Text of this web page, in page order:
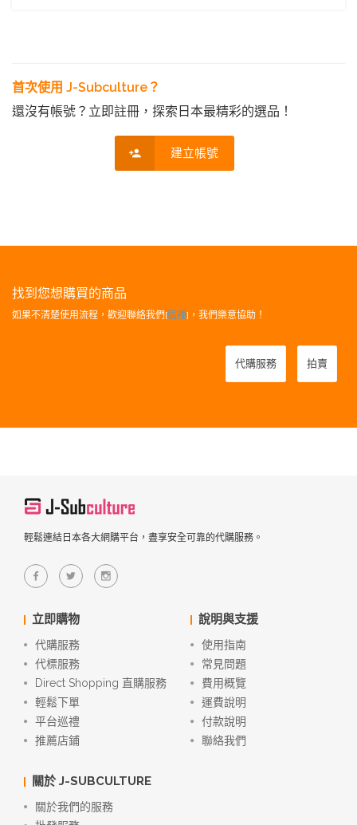
首次使用 J-Subculture？
還沒有帳號？立即註冊，探索日本最精彩的選品！
建立帳號
找到您想購買的商品
如果不清楚使用流程，歡迎聯絡我們[這裡]，我們樂意協助！
代購服務 拍賣
輕鬆連結日本各大網購平台，盡享安全可靠的代購服務。
立即購物
代購服務
代標服務
Direct Shopping 直購服務
輕鬆下單
平台巡禮
推薦店鋪
說明與支援
使用指南
常見問題
費用概覽
運費說明
付款說明
聯絡我們
關於 J-SUBCULTURE
關於我們的服務